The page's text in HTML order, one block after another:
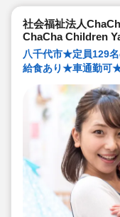
社会福祉法人
ChaCha Children
八千代市★定員129
給食あり★車通勤可